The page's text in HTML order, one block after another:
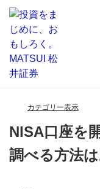
カテゴリー表示
NISA口座を
調べる方法